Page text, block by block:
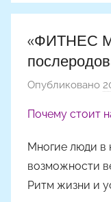
«ФИТНЕС
Опубликовано
Почему стоит
Многие люди в
возможности
Ритм жизни и